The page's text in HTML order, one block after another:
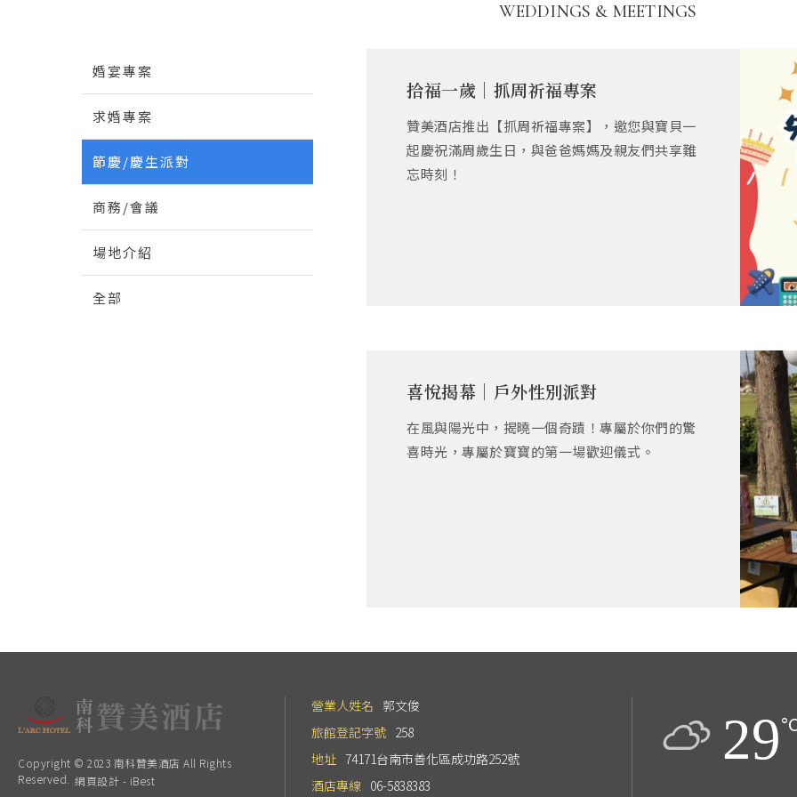
WEDDINGS & MEETINGS
婚宴專案
求婚專案
節慶/慶生派對
商務/會議
場地介紹
全部
拾福一歲｜抓周祈福專案
贊美酒店推出【抓周祈福專案】，邀您與寶貝一
起慶祝滿周歲生日，與爸爸媽媽及親友們共享難
忘時刻！
喜悅揭幕｜戶外性別派對
在風與陽光中，揭曉一個奇蹟！專屬於你們的驚
喜時光，專屬於寶寶的第一場歡迎儀式。
Copyright © 2023 南科贊美酒店 All Rights
Reserved. 網頁設計 - iBest
營業人姓名 郭文俊
旅館登記字號 258
地址 74171台南市善化區成功路252號
酒店專線 06-5838383
29